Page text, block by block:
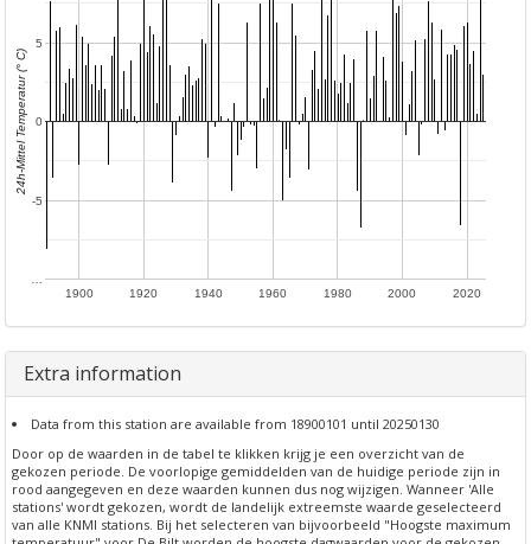
1900 1920 1940 1960 1980 2000 2020
-5
0
5
24h-Mittel Temperatur (° C)
Extra information
Data from this station are available from 18900101 until 20250130
Door op de waarden in de tabel te klikken krijg je een overzicht van de
gekozen periode. De voorlopige gemiddelden van de huidige periode zijn in
rood aangegeven en deze waarden kunnen dus nog wijzigen. Wanneer 'Alle
stations' wordt gekozen, wordt de landelijk extreemste waarde geselecteerd
van alle KNMI stations. Bij het selecteren van bijvoorbeeld "Hoogste maximum